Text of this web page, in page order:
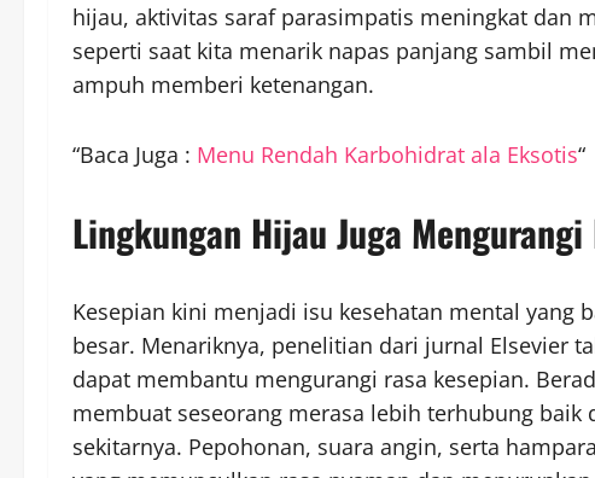
hijau, aktivitas saraf parasimpatis meningkat dan
seperti saat kita menarik napas panjang sambil
ampuh memberi ketenangan.
“Baca Juga : Menu Rendah Karbohidrat ala Eksotis“
Lingkungan Hijau Juga Mengurangi
Kesepian kini menjadi isu kesehatan mental yang
besar. Menariknya, penelitian dari jurnal Elsevier
dapat membantu mengurangi rasa kesepian.
membuat seseorang merasa lebih terhubung
sekitarnya. Pepohonan, suara angin, serta